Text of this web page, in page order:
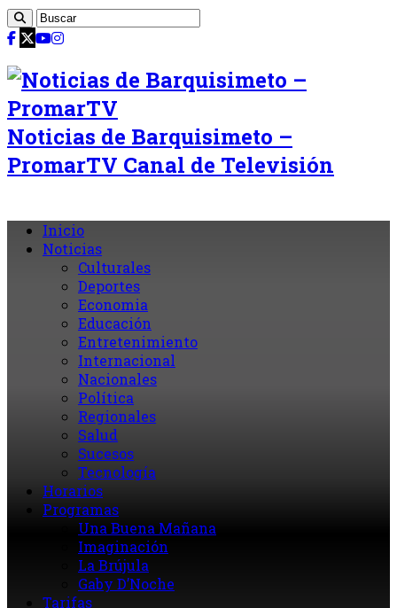
Noticias de Barquisimeto –
PromarTV Canal de Televisión
Inicio
Noticias
Culturales
Deportes
Economia
Educación
Entretenimiento
Internacional
Nacionales
Política
Regionales
Salud
Sucesos
Tecnología
Horarios
Programas
Una Buena Mañana
Imaginación
La Brújula
Gaby D’Noche
Tarifas